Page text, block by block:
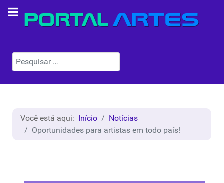
Pesquisar
Você está aqui: Início
Notícias
Oportunidades para artistas em todo país!